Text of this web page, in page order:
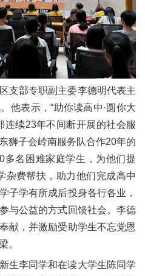
支部专职副主委李德明代表主
他表示，“助你读高中·圆你大
连续23年不间断开展的社会服
狮子会岭南服务队合作20年的
多名困难家庭学生，为他们提
杂费帮扶，助力他们完成高中
子学有所成后投身各行各业，
与公益的方式回馈社会。李德
献，并激励受助学生不忘党恩
。
生李同学和在读大学生陈同学